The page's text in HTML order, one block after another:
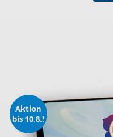
Aktion
bis 10.8.!